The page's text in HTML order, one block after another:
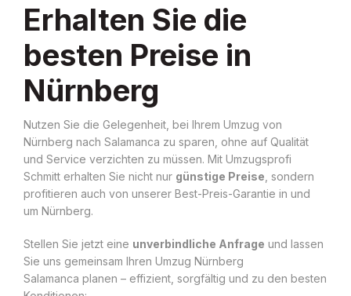
Erhalten Sie die
besten Preise in
Nürnberg
Nutzen Sie die Gelegenheit, bei Ihrem Umzug von
Nürnberg nach Salamanca zu sparen, ohne auf Qualität
und Service verzichten zu müssen. Mit Umzugsprofi
Schmitt erhalten Sie nicht nur günstige Preise , sondern
profitieren auch von unserer Best-Preis-Garantie in und
um Nürnberg.
Stellen Sie jetzt eine unverbindliche Anfrage und lassen
Sie uns gemeinsam Ihren Umzug Nürnberg
Salamanca planen – effizient, sorgfältig und zu den besten